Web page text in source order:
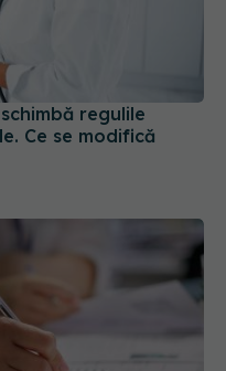
regulile
Ce se modifică